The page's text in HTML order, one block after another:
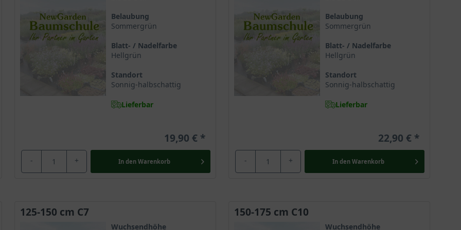
(Bignoniaceae) und der Gattung Campsis, welche lediglich aus zwei Arten besteht. Die Züchtung
Art und Weise. Aufgrund ihres malerischen Wuchses, einer sensationellen Blüte und ihrer generellen
unter den Trompetenblumen. Sie wurde daher von der Royal Horticultural Society mit dem renommierten
wird 8 Meter groß
Hybride eine rasant wachsende Schönheit, die sich circa 50 bis 80 cm pro Jahr entwickelt und daher bereits nach
Klettergerüst oder auch eine triste Mauer mit ihrem exotischen Charme.
belebt den Garten
Belaubung
Sommergrün
Blatt- / Nadelfarbe
Hellgrün
Standort
Sonnig-halbschattig
Lieferbar
19,90 €
- + In den Warenkorb
Belaubung
Sommergrün
Blatt- / Nadelfarbe
Hellgrün
Standort
Sonnig-halbschattig
Lieferbar
22,90 €
- + In den Warenkorb
125-150 cm C7
Wuchsendhöhe
150-175 cm C10
Wuchsendhöhe